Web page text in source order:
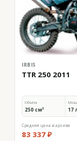
IRBIS
TTR 250 2011
Объём
250 см³ 17
Средняя цена в архиве
83 337 ₽